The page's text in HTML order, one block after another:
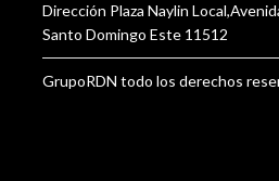
Dirección Plaza Naylin
Santo Domingo Este 11512
GrupoRDN todo los derechos